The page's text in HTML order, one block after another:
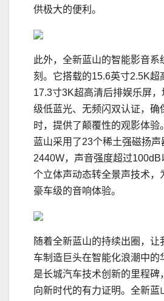
供极大的便利。
此外，全新蓝山的智能影音系
刻。它搭载的15.6英寸2.5K超
17.3寸3K超高清后排娱乐屏
级低蓝光、无频闪双认证，确
时，提供了颠覆性的观影体验
蓝山采用了23个稀土强磁扬
2440W，声音强度超过
个立体声动态转全景声技术，
豪车级的音响体验。
随着全新蓝山的持续出圈，让
车制造巨头在智能化浪潮中的
是长城汽车技术创新的里程碑
向新时代的有力证明。全新蓝